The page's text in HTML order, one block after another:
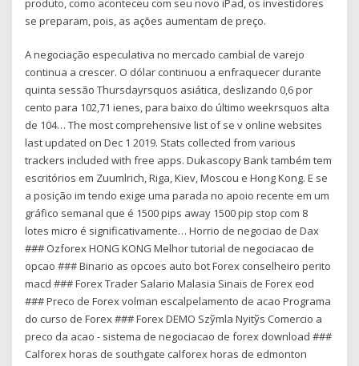
produto, como aconteceu com seu novo iPad, os investidores
se preparam, pois, as ações aumentam de preço.
A negociação especulativa no mercado cambial de varejo
continua a crescer. O dólar continuou a enfraquecer durante
quinta sessão Thursdayrsquos asiática, deslizando 0,6 por
cento para 102,71 ienes, para baixo do último weekrsquos alta
de 104… The most comprehensive list of se v online websites
last updated on Dec 1 2019. Stats collected from various
trackers included with free apps. Dukascopy Bank também tem
escritórios em Zuumlrich, Riga, Kiev, Moscou e Hong Kong. E se
a posição im tendo exige uma parada no apoio recente em um
gráfico semanal que é 1500 pips away 1500 pip stop com 8
lotes micro é significativamente… Horrio de negociao de Dax
### Ozforex HONG KONG Melhor tutorial de negociacao de
opcao ### Binario as opcoes auto bot Forex conselheiro perito
macd ### Forex Trader Salario Malasia Sinais de Forex eod
### Preco de Forex volman escalpelamento de acao Programa
do curso de Forex ### Forex DEMO Szўmla Nyitўs Comercio a
preco da acao - sistema de negociacao de forex download ###
Calforex horas de southgate calforex horas de edmonton